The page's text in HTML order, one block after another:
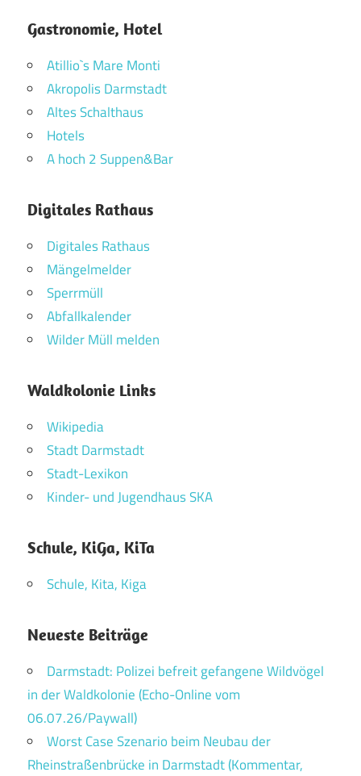
Gastronomie, Hotel
Atillio`s Mare Monti
Akropolis Darmstadt
Altes Schalthaus
Hotels
A hoch 2 Suppen&Bar
Digitales Rathaus
Digitales Rathaus
Mängelmelder
Sperrmüll
Abfallkalender
Wilder Müll melden
Waldkolonie Links
Wikipedia
Stadt Darmstadt
Stadt-Lexikon
Kinder- und Jugendhaus SKA
Schule, KiGa, KiTa
Schule, Kita, Kiga
Neueste Beiträge
Darmstadt: Polizei befreit gefangene Wildvögel
in der Waldkolonie (Echo-Online vom
06.07.26/Paywall)
Worst Case Szenario beim Neubau der
Rheinstraßenbrücke in Darmstadt (Kommentar,